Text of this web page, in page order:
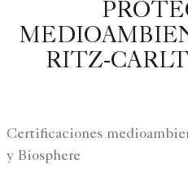
RITZ-
Certificaciones
y Biosphere